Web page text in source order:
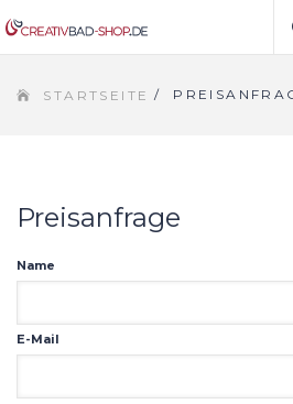
STARTSEITE /
Preisanfrage
Name
E-Mail